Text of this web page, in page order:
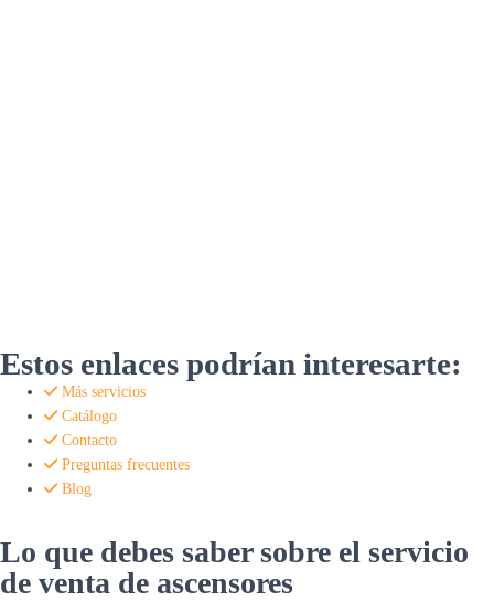
Estos enlaces podrían interesarte:
Más servicios
Catálogo
Contacto
Preguntas frecuentes
Blog
Lo que debes saber sobre el servicio
de venta de ascensores